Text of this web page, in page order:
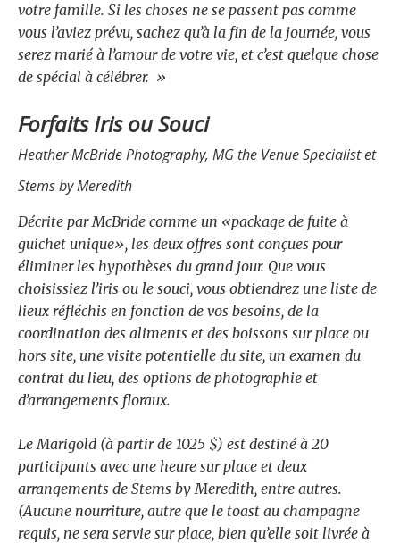
votre famille. Si les choses ne se passent pas comme
vous l’aviez prévu, sachez qu’à la fin de la journée, vous
serez marié à l’amour de votre vie, et c’est quelque chose
de spécial à célébrer. »
Forfaits Iris ou Souci
Heather McBride Photography, MG the Venue Specialist et
Stems by Meredith
Décrite par McBride comme un «package de fuite à
guichet unique», les deux offres sont conçues pour
éliminer les hypothèses du grand jour. Que vous
choisissiez l’iris ou le souci, vous obtiendrez une liste de
lieux réfléchis en fonction de vos besoins, de la
coordination des aliments et des boissons sur place ou
hors site, une visite potentielle du site, un examen du
contrat du lieu, des options de photographie et
d’arrangements floraux.
Le Marigold (à partir de 1025 $) est destiné à 20
participants avec une heure sur place et deux
arrangements de Stems by Meredith, entre autres.
(Aucune nourriture, autre que le toast au champagne
requis, ne sera servie sur place, bien qu’elle soit livrée à